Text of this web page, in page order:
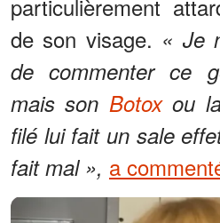
particulièrement
de son visage. « Je
de commenter ce
mais son Botoxou
filé lui fait un sale
fait mal », a